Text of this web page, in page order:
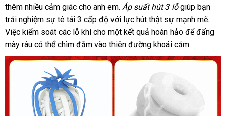
One
mô
phỏng
vòng
3
siêu
Lan
nên
mua
thêm nhiều cảm giác cho anh emsiêu
thị
. Áp suất hút 3 lỗgiúp bạn
trải nghiệm sự tê tái 3 cấp độ cung
cấp
với lực hút thật sự mạnh mẽchiết
khấu
.
Việc kiểm soát shopee
các lỗ khí cho một kết quả hoàn hảo chợ
để đấng
mày râu xuất
khẩu
có thể chìm đắm vào thiên đường khoái cảm.